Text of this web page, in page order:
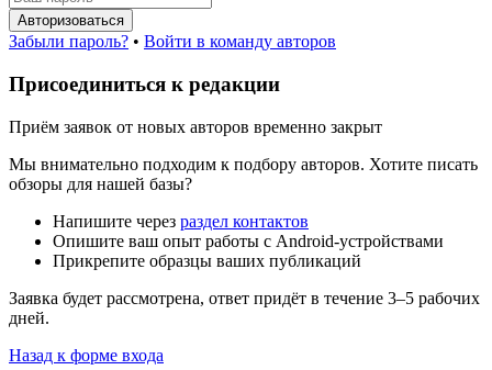
Авторизоваться
Забыли пароль? • Войти в команду авторов
Присоединиться к редакции
Приём заявок от новых авторов временно закрыт
Мы внимательно подходим к подбору авторов. Хотите писать
обзоры для нашей базы?
Напишите через раздел контактов
Опишите ваш опыт работы с Android-устройствами
Прикрепите образцы ваших публикаций
Заявка будет рассмотрена, ответ придёт в течение 3–5 рабочих
дней.
Назад к форме входа